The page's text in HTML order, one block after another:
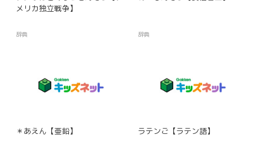
メリカ独立戦争】
辞典 辞典
＊あえん【亜鉛】 ラテンご【ラテン語】